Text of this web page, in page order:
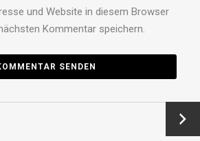
und Website in diesem Browser
Kommentar speichern.
Vor →